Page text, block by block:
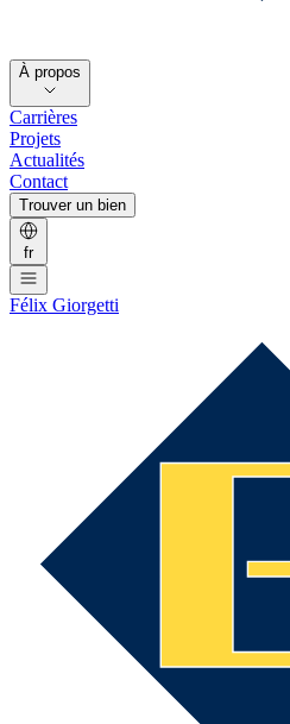
À propos
Carrières
Projets
Actualités
Contact
Trouver un bien
fr
Félix Giorgetti